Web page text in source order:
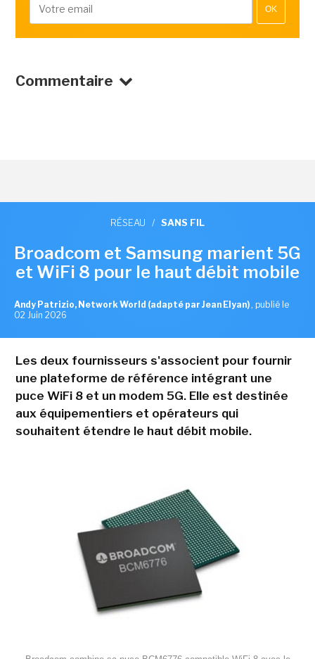
OK
Commentaire
RÉSEAU / SANS FIL
Broadcom et Samsung marient 5G
et WiFi 8 pour le haut débit mobile
Andy Patrizio, Network World (adapté par Jean Elyan) , publié le
02 Juin 2026
Les deux fournisseurs s'associent pour fournir
une plateforme de référence intégrant une
puce WiFi 8 et un modem 5G. Elle est destinée
aux équipementiers et opérateurs qui
souhaitent étendre le haut débit mobile.